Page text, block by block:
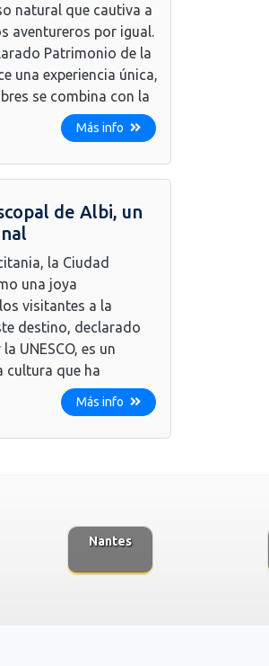
natural que cautiva a
aventureros por igual.
Patrimonio de la
una experiencia única,
se combina con la
Más info
de Albi, un
la Ciudad
una joya
visitantes a la
destino, declarado
UNESCO, es un
cultura que ha
Más info
Nantes